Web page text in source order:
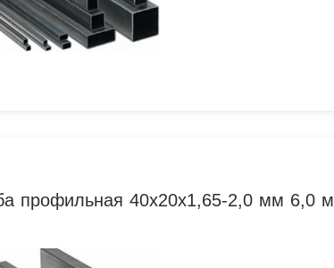
профильная 40х20х1,65-2,0 мм 6,0 м